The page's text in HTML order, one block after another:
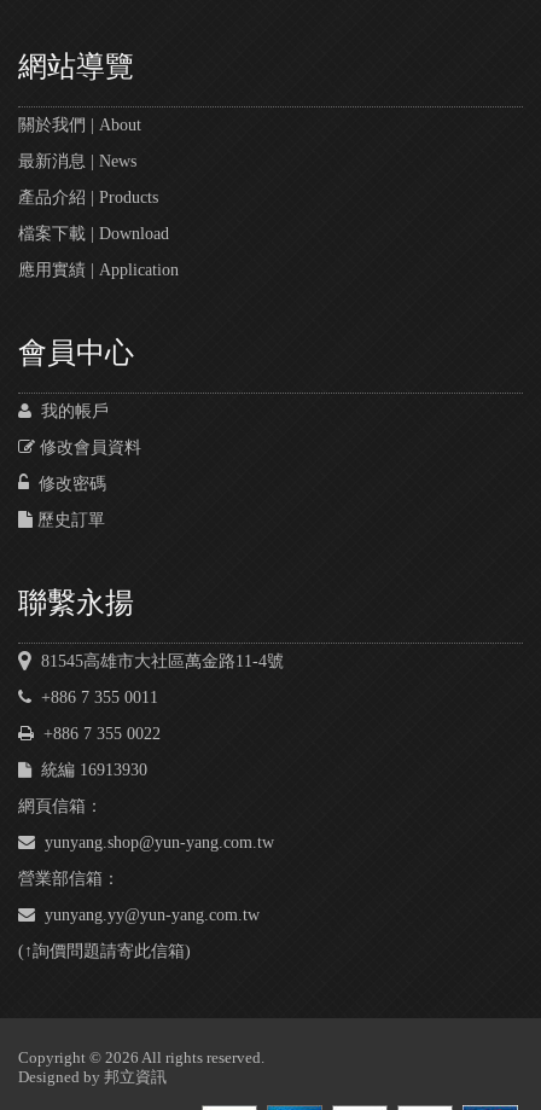
網站導覽
關於我們 | About
最新消息 | News
產品介紹 | Products
檔案下載 | Download
應用實績 | Application
會員中心
我的帳戶
修改會員資料
修改密碼
歷史訂單
聯繫永揚
81545高雄市大社區萬金路11-4號
+886 7 355 0011
+886 7 355 0022
統編 16913930
網頁信箱：
yunyang.shop@yun-yang.com.tw
營業部信箱：
yunyang.yy@yun-yang.com.tw
(↑詢價問題請寄此信箱)
Copyright © 2026 All rights reserved.
Designed by 邦立資訊